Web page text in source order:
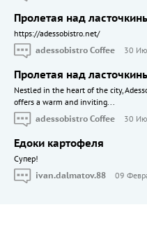
Пролетая над
https://adessobistro.net/
adessobistro Coffee
30
Пролетая над
Nestled in the heart of the city,
offers a warm and inviting...
adessobistro Coffee
30
Едоки картофеля
Cупер!
ivan.dalmatov.88
09